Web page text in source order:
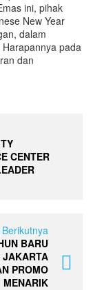
ini, pihak
New Year
dalam
pada
dan
CENTER
BARU
JAKARTA
PROMO
MENARIK